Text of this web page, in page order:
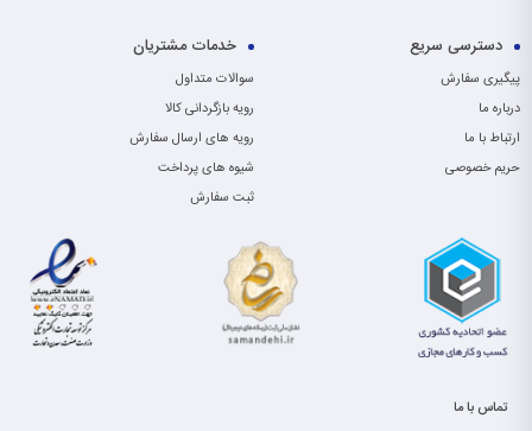
دسترسی سریع
پیگیری سفارش
درباره ما
ارتباط با ما
حریم خصوصی
خدمات مشتریان
سوالات متداول
رویه بازگردانی کالا
رویه های ارسال سفارش
شیوه های پرداخت
ثبت سفارش
تماس با ما